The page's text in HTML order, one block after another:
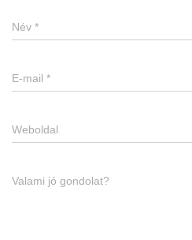
Név *
E-mail *
Weboldal
Valami jó gondolat?